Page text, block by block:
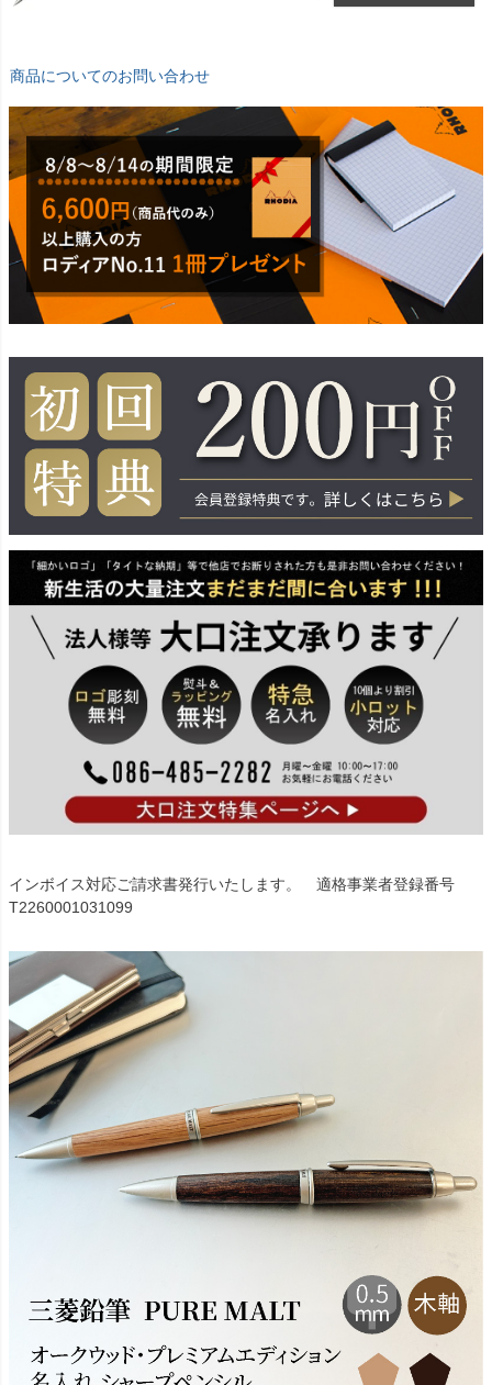
商品についてのお問い合わせ
インボイス対応ご請求書発行いたします。 適格事業者登録番号
T2260001031099